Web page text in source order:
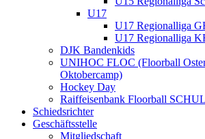
U17
U17 Regionalliga
U17 Regionalliga
DJK Bandenkids
UNIHOC FLOC (Floorball
Oktobercamp)
Hockey Day
Raiffeisenbank Floorball
Schiedsrichter
Geschäftsstelle
Mitgliedschaft